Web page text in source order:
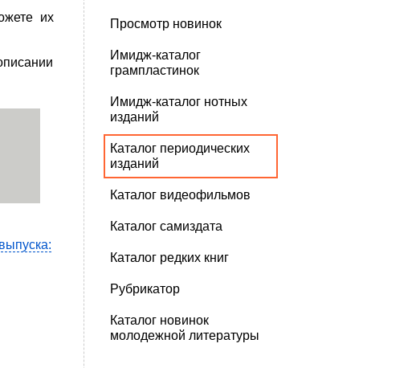
их
Просмотр новинок
Имидж-каталог
грампластинок
Имидж-каталог нотных
изданий
Каталог периодических
изданий
Каталог видеофильмов
Каталог самиздата
Каталог редких книг
Рубрикатор
Каталог новинок
молодежной литературы